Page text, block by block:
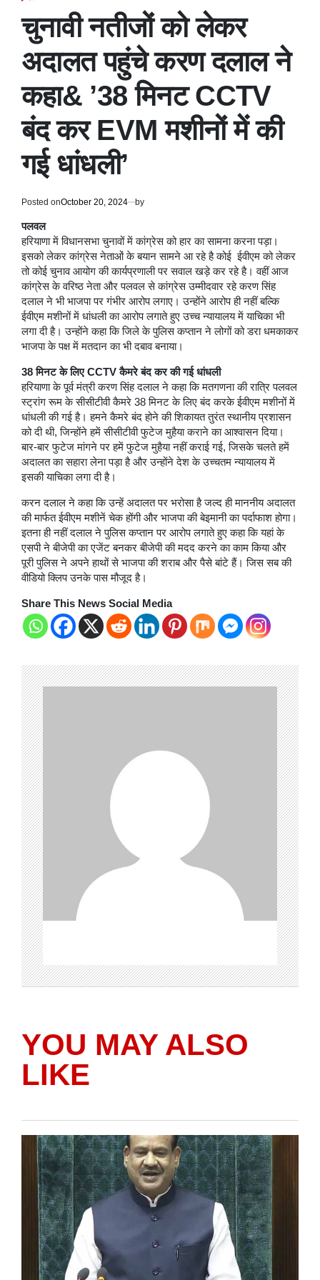
चुनावी नतीजों को लेकर
अदालत पहुंचे करण दलाल ने
कहा& ’38 मिनट CCTV
बंद कर EVM मशीनों में की
गई धांधली’
Posted onOctober 20, 2024 by
पलवल
हरियाणा में विधानसभा चुनावों में कांग्रेस को हार का सामना करना पड़ा।
इसको लेकर कांग्रेस नेताओं के बयान सामने आ रहे है कोई ईवीएम को लेकर
तो कोई चुनाव आयोग की कार्यप्रणाली पर सवाल खड़े कर रहे है। वहीं आज
कांग्रेस के वरिष्ठ नेता और पलवल से कांग्रेस उम्मीदवार रहे करण सिंह
दलाल ने भी भाजपा पर गंभीर आरोप लगाए। उन्होंने आरोप ही नहीं बल्कि
ईवीएम मशीनों में धांधली का आरोप लगाते हुए उच्च न्यायालय में याचिका भी
लगा दी है। उन्होंने कहा कि जिले के पुलिस कप्तान ने लोगों को डरा धमकाकर
भाजपा के पक्ष में मतदान का भी दबाव बनाया।
38 मिनट के लिए CCTV कैमरे बंद कर की गई धांधली
हरियाणा के पूर्व मंत्री करण सिंह दलाल ने कहा कि मतगणना की रात्रि पलवल
स्ट्रांग रूम के सीसीटीवी कैमरे 38 मिनट के लिए बंद करके ईवीएम मशीनों में
धांधली की गई है। हमने कैमरे बंद होने की शिकायत तुरंत स्थानीय प्रशासन
को दी थी, जिन्होंने हमें सीसीटीवी फुटेज मुहैया कराने का आश्वासन दिया।
बार-बार फुटेज मांगने पर हमें फुटेज मुहैया नहीं कराई गई, जिसके चलते हमें
अदालत का सहारा लेना पड़ा है और उन्होंने देश के उच्चतम न्यायालय में
इसकी याचिका लगा दी है।
करन दलाल ने कहा कि उन्हें अदालत पर भरोसा है जल्द ही माननीय अदालत
की मार्फत ईवीएम मशीनें चेक होंगी और भाजपा की बेइमानी का पर्दाफाश होगा।
इतना ही नहीं दलाल ने पुलिस कप्तान पर आरोप लगाते हुए कहा कि यहां के
एसपी ने बीजेपी का एजेंट बनकर बीजेपी की मदद करने का काम किया और
पूरी पुलिस ने अपने हाथों से भाजपा की शराब और पैसे बांटे हैं। जिस सब की
वीडियो क्लिप उनके पास मौजूद है।
Share This News Social Media
YOU MAY ALSO
LIKE